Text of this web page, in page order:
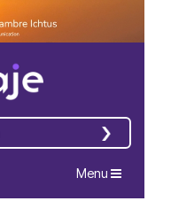
Navigation
Menu